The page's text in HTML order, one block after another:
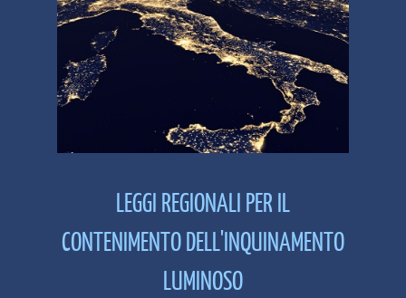
LEGGI REGIONALI PER IL
CONTENIMENTO DELL'INQUINAMENTO
LUMINOSO